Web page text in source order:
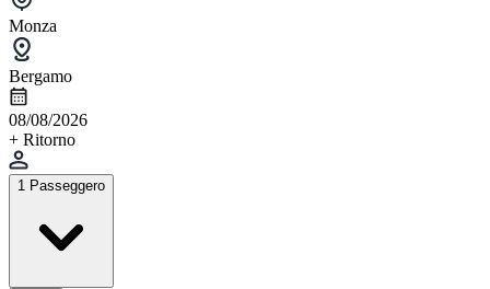
Monza
Bergamo
08/08/2026
+ Ritorno
1 Passeggero